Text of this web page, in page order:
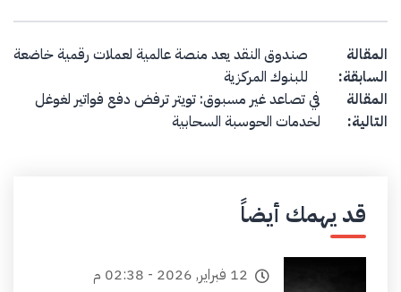
Post navigation
المقالة
السابقة:
صندوق النقد يعد منصة عالمية لعملات رقمية خاضعة
للبنوك المركزية
المقالة
التالية:
في تصاعد غير مسبوق: تويتر ترفض دفع فواتير لغوغل
لخدمات الحوسبة السحابية
قد يهمك أيضاً
12 فبراير, 2026 - 02:38 م